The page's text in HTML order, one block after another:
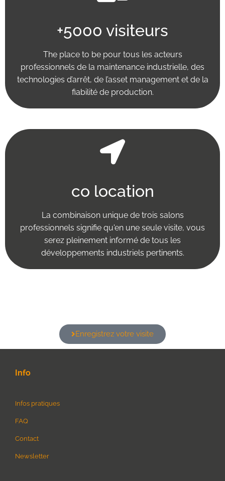
+5000 visiteurs
The place to be pour tous les acteurs
professionnels de la maintenance industrielle, des
technologies d’arrêt, de l’asset management et de la
fiabilité de production.
co location
La combinaison unique de trois salons
professionnels signifie qu'en une seule visite, vous
serez pleinement informé de tous les
développements industriels pertinents.
Enregistrez votre visite
Info
Infos pratiques
FAQ
Contact
Newsletter